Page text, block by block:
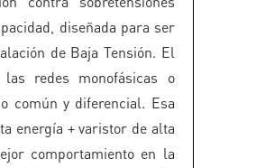
diseñada para ser
de Baja Tensión. El
las redes monofásicas o
común y diferencial. Esa
energía + varistor de alta
comportamiento en la